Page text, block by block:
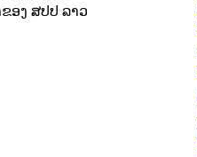
ອງ ສປປ ລາວ